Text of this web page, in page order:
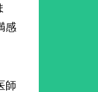
感
師